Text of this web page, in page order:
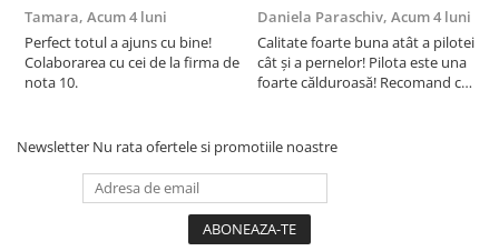
Tamara, Acum 4 luni
Perfect totul a ajuns cu bine!
Colaborarea cu cei de la firma de
nota 10.
Daniela Paraschiv, Acum 4 luni
Calitate foarte buna atât a pilotei
cât și a pernelor! Pilota este una
foarte călduroasă! Recomand cu
Newsletter Nu rata ofertele si promotiile noastre